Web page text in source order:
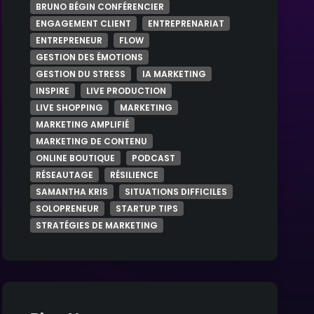
Santé
Technologie
BRUNO BÉGIN CONFÉRENCIER
ENGAGEMENT CLIENT
ENTREPRENARIAT
ENTREPRENEUR
FLOW
GESTION DES ÉMOTIONS
GESTION DU STRESS
IA MARKETING
INSPIRE
LIVE PRODUCTION
LIVE SHOPPING
MARKETING
MARKETING AMPLIFIÉ
MARKETING DE CONTENU
ONLINE BOUTIQUE
PODCAST
RÉSEAUTAGE
RÉSILIENCE
SAMANTHA KRIS
SITUATIONS DIFFICILES
SOLOPRENEUR
STARTUP TIPS
STRATÉGIES DE MARKETING